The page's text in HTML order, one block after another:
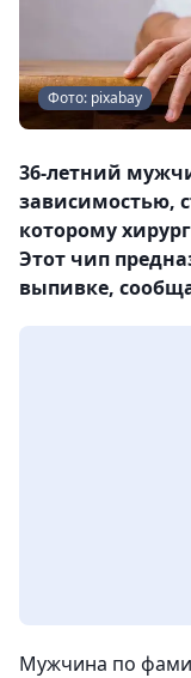
Фото: pixabay
36-летний
зависимостью,
которому
Этот чип
выпивке,
Мужчина по